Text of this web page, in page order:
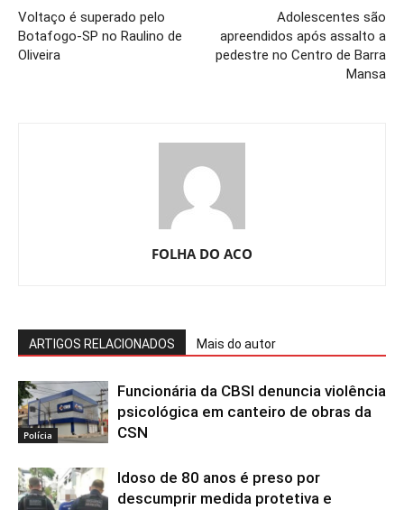
Voltaço é superado pelo
Botafogo-SP no Raulino de
Oliveira
Adolescentes são
apreendidos após assalto a
pedestre no Centro de Barra
Mansa
FOLHA DO ACO
ARTIGOS RELACIONADOS Mais do autor
Polícia
Funcionária da CBSI denuncia violência
psicológica em canteiro de obras da
CSN
Idoso de 80 anos é preso por
descumprir medida protetiva e